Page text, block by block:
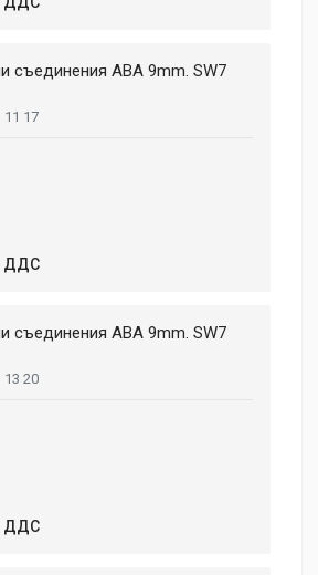
Duis tempor sollicitudin orci, eget
amet. Nullam neque justo, sodales
a augue. Donec tempor sapien et
accumsan ligula.
ultrices.
съединения ABA 9mm. SW7
11 17
ДДС
съединения ABA 9mm. SW7
13 20
ДДС